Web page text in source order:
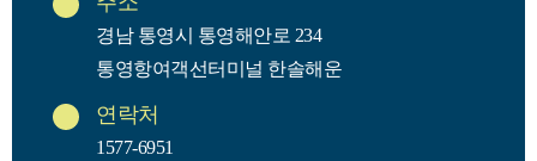
경남 통영시 통영해안로 234
통영항여객선터미널 한솔해운
연락처
1577-6951